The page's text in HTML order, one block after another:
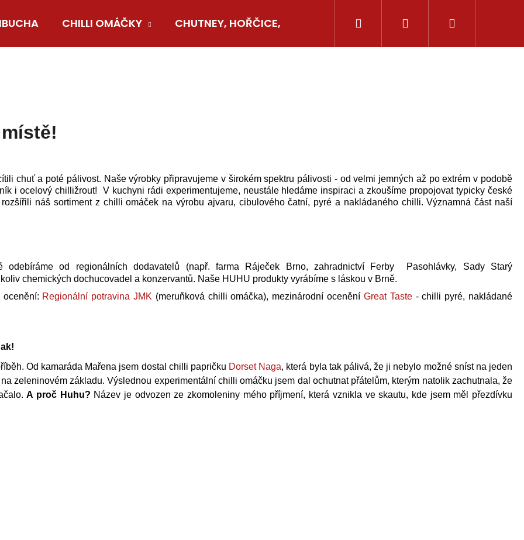
CHILLI OMÁČKY CHUTNEY, HOŘČICE, AJVARY GRILOVÁNÍ OSTATNÍ
Přihlášení
chuť a poté pálivost. Naše výrobky připravujeme v širokém spektru pálivosti - od velmi jemných až po extrém v podobě
i ocelový chilližrout! V kuchyni rádi experimentujeme, neustále hledáme inspiraci a zkoušíme propojovat typicky české
náš sortiment z chilli omáček na výrobu ajvaru, cibulového čatní, pyré a nakládaného chilli. Významná část naší
od regionálních dodavatelů (např. farma Ráječek Brno, zahradnictví Ferby Pasohlávky, Sady Starý
chemických dochucovadel a konzervantů. Naše HUHU produkty vyrábíme s láskou v Brně.
Regionální potravina JMK (meruňková chilli omáčka), mezinárodní ocenění Great Taste- chilli pyré, nakládané
Od kamaráda Mařena jsem dostal chilli papričku Dorset Naga, která byla tak pálivá, že ji nebylo možné sníst na jeden
zeleninovém základu. Výslednou experimentální chilli omáčku jsem dal ochutnat přátelům, kterým natolik zachutnala, že
A proč Huhu? Název je odvozen ze zkomoleniny mého příjmení, která vznikla ve skautu, kde jsem měl přezdívku
690G
Kč
ŠVESTKOVÁ CHILLI OMÁČKA - HOT
125 Kč